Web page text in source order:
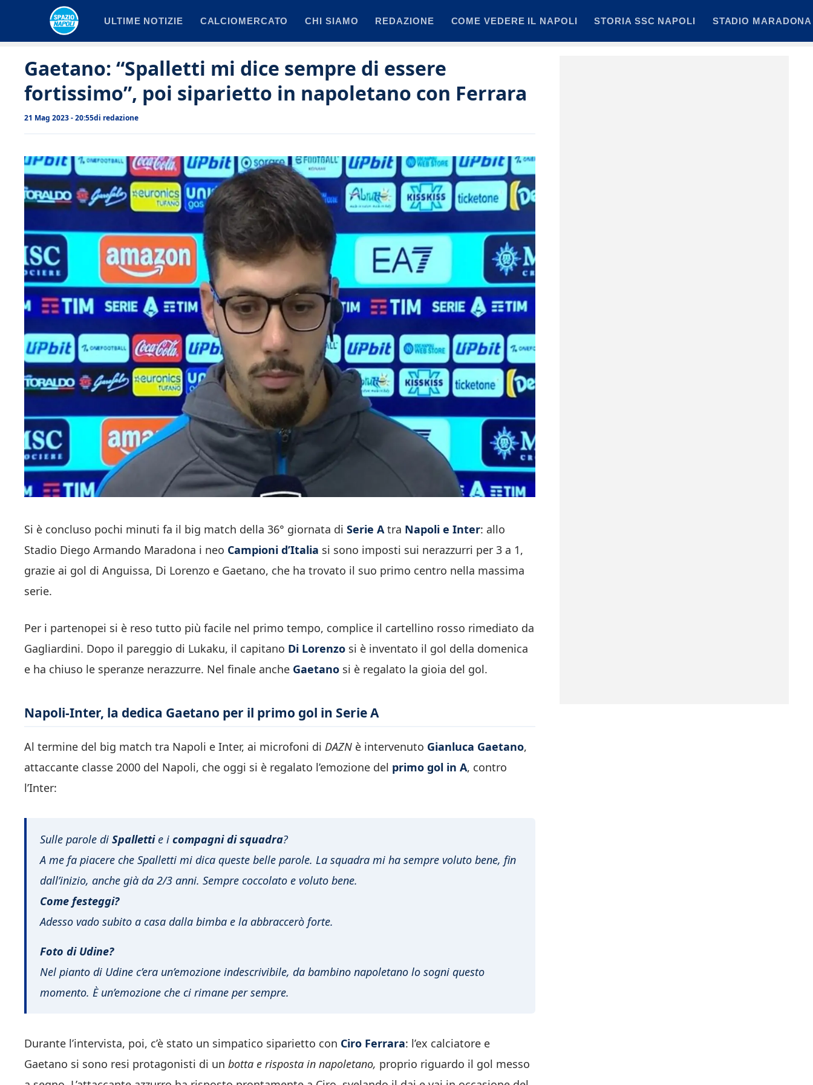
ULTIME NOTIZIE CALCIOMERCATO CHI SIAMO REDAZIONE COME VEDERE IL NAPOLI STORIA SSC NAPOLI STADIO MARADONA
Gaetano: “Spalletti mi dice sempre di essere
fortissimo”, poi siparietto in napoletano con Ferrara
21 Mag 2023 - 20:55di redazione
Si è concluso pochi minuti fa il big match della 36° giornata di Serie Atra Napoli e Inter: allo
Stadio Diego Armando Maradona i neo Campioni d’Italia si sono imposti sui nerazzurri per 3 a 1,
grazie ai gol di Anguissa, Di Lorenzo e Gaetano, che ha trovato il suo primo centro nella massima
serie.
Per i partenopei si è reso tutto più facile nel primo tempo, complice il cartellino rosso rimediato da
Gagliardini. Dopo il pareggio di Lukaku, il capitano Di Lorenzo si è inventato il gol della domenica
e ha chiuso le speranze nerazzurre. Nel finale anche Gaetano si è regalato la gioia del gol.
Napoli-Inter, la dedica Gaetano per il primo gol in Serie A
Al termine del big match tra Napoli e Inter, ai microfoni di DAZN è intervenuto Gianluca Gaetano,
attaccante classe 2000 del Napoli, che oggi si è regalato l’emozione del primo gol in A, contro
l’Inter:
Sulle parole di Spallettie i compagni di squadra?
A me fa piacere che Spalletti mi dica queste belle parole. La squadra mi ha sempre voluto bene, fin
dall’inizio, anche già da 2/3 anni. Sempre coccolato e voluto bene.
Come festeggi?
Adesso vado subito a casa dalla bimba e la abbraccerò forte.
Foto di Udine?
Nel pianto di Udine c’era un’emozione indescrivibile, da bambino napoletano lo sogni questo
momento. È un’emozione che ci rimane per sempre.
Durante l’intervista, poi, c’è stato un simpatico siparietto con Ciro Ferrara: l’ex calciatore e
Gaetano si sono resi protagonisti di un botta e risposta in napoletano, proprio riguardo il gol messo